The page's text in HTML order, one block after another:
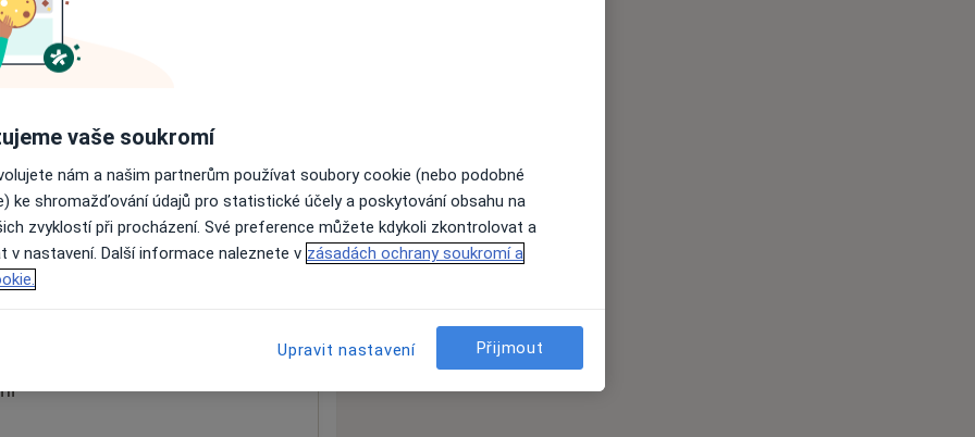
nejsou k dispozici
informace o svých službách.
vaše soukromí
nám a našim partnerům používat soubory cookie (nebo podobné
ke shromažďování údajů pro statistické účely a poskytování obsahu na
zvyklostí při procházení. Své preference můžete kdykoli zkontrolovat a
v nastavení. Další informace naleznete v zásadách ochrany soukromí a
Upravit nastavení Přijmout